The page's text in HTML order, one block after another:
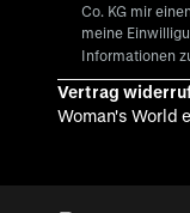
Co. KG mir
meine
Informationen
Vertrag
Woman's World